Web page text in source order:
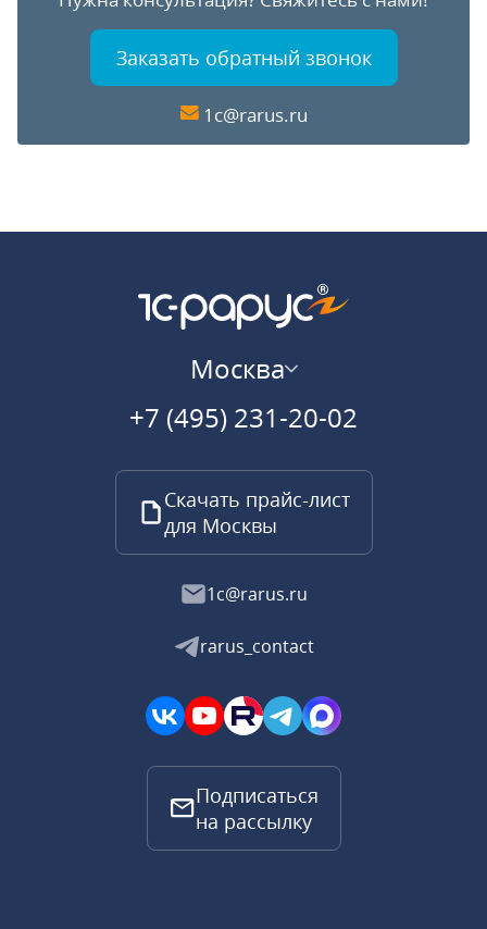
Заказать обратный звонок
1c@rarus.ru
Москва
+7 (495) 231-20-02
Скачать прайс-лист
для Москвы
1c@rarus.ru
rarus_contact
Подписаться
на рассылку